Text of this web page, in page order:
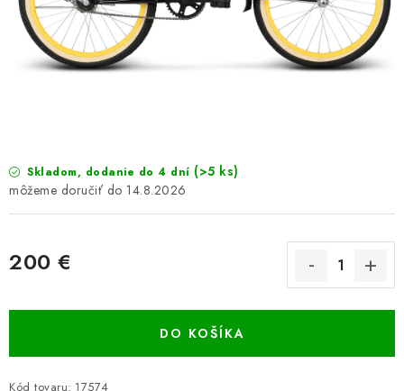
BLOG
KONTAKT
Skladom, dodanie do 4 dní (>5 ks)
14.8.2026
200 €
DO KOŠÍKA
Kód tovaru: 17574